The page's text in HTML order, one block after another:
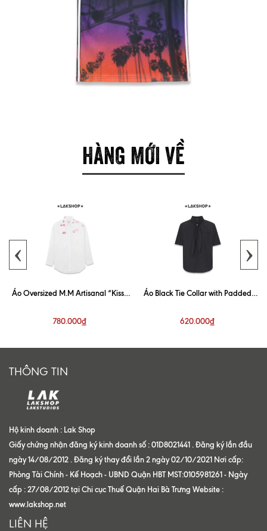
HÀNG MỚI VỀ
Áo Oversized M.M Artisanal “Kiss”
780.000₫
Áo Black Tie Collar with Padded
620.000₫
‹ ›
THÔNG TIN
Hộ kinh doanh : Lak Shop
Giấy chứng nhận đăng ký kinh doanh số : 01D8021441 . Đăng ký lần đầu
ngày 14/08/2012 . Đăng ký thay đổi lần 2 ngày 02/10/2021 Nơi cấp:
Phòng Tài Chính - Kế Hoạch - UBND Quận HBT MST:0105981261 - Ngày
cấp : 27/08/2012 tại Chi cục Thuế Quận Hai Bà Trưng Website :
www.lakshop.net
LIÊN HỆ